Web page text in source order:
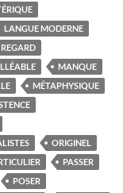
LANGUE MODERNE
MANQUE
MÉTAPHYSIQUE
ORIGINEL
PASSER
POSER